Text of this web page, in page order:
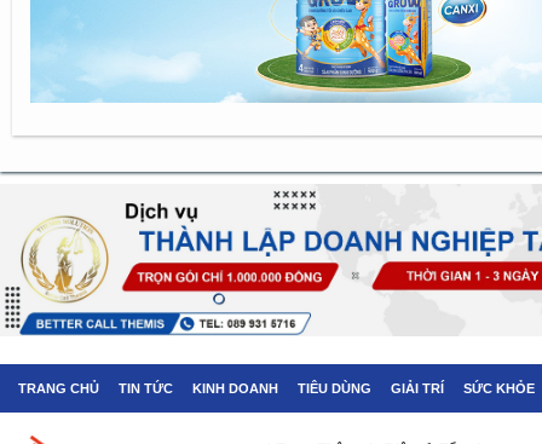
TRANG CHỦ TIN TỨC KINH DOANH TIÊU DÙNG GIẢI TRÍ SỨC KHỎE